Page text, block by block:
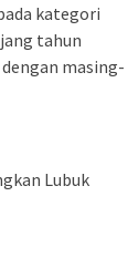
kategori
tahun
masing-
Lubuk